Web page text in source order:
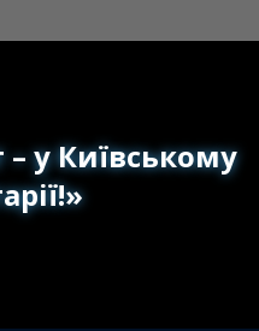
– у Київському